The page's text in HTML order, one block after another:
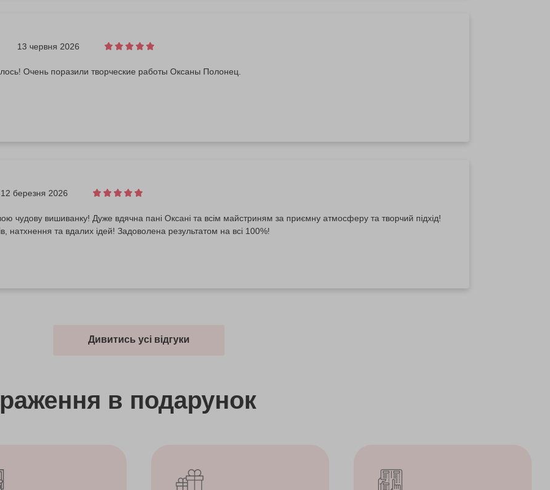
13 червня 2026
Очень поразили творческие работы Оксаны Полонец.
12 березня 2026
чудову вишиванку! Дуже вдячна панi Оксані та всім майстриням за приємну атмосферу та творчий підхід!
натхнення та вдалих ідей! Задоволена результатом на всі 100%!
Дивитись усі відгуки
в подарунок